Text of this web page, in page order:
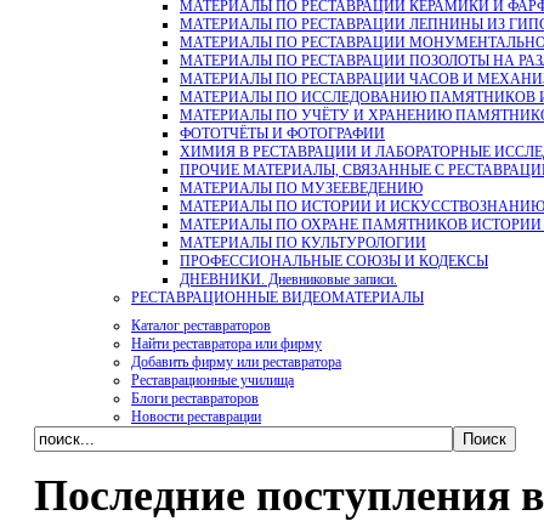
МАТЕРИАЛЫ ПО РЕСТАВРАЦИИ КЕРАМИКИ И
МАТЕРИАЛЫ ПО РЕСТАВРАЦИИ ЛЕПНИНЫ ИЗ ГИПСА
МАТЕРИАЛЫ ПО РЕСТАВРАЦИИ
МАТЕРИАЛЫ ПО РЕСТАВРАЦИИ ПОЗОЛОТЫ НА
МАТЕРИАЛЫ ПО РЕСТАВРАЦИИ ЧАСОВ И
МАТЕРИАЛЫ ПО ИССЛЕДОВАНИЮ ПАМЯТНИКОВ
МАТЕРИАЛЫ ПО УЧЁТУ И ХРАНЕНИЮ
ФОТОТЧЁТЫ И ФОТОГРАФИИ
ХИМИЯ В РЕСТАВРАЦИИ И ЛАБОРАТОРНЫЕ
ПРОЧИЕ МАТЕРИАЛЫ, СВЯЗАННЫЕ С
МАТЕРИАЛЫ ПО МУЗЕЕВЕДЕНИЮ
МАТЕРИАЛЫ ПО ИСТОРИИ И ИСКУССТВОЗНАНИЮ
МАТЕРИАЛЫ ПО ОХРАНЕ ПАМЯТНИКОВ ИСТОРИИ
МАТЕРИАЛЫ ПО КУЛЬТУРОЛОГИИ
ПРОФЕССИОНАЛЬНЫЕ СОЮЗЫ И КОДЕКСЫ
ДНЕВНИКИ. Дневниковые записи.
РЕСТАВРАЦИОННЫЕ ВИДЕОМАТЕРИАЛЫ
Каталог реставраторов
Найти реставратора или фирму
Добавить фирму или реставратора
Реставрационные училища
Блоги реставраторов
Новости реставрации
Последние поступления